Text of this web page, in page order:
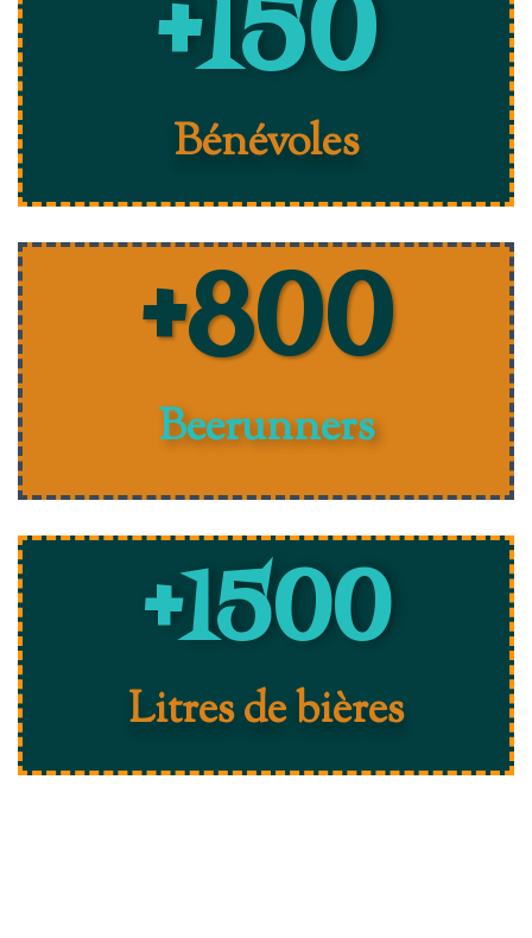
+150
Bénévoles
+800
Beerunners
+1500
Litres de bières